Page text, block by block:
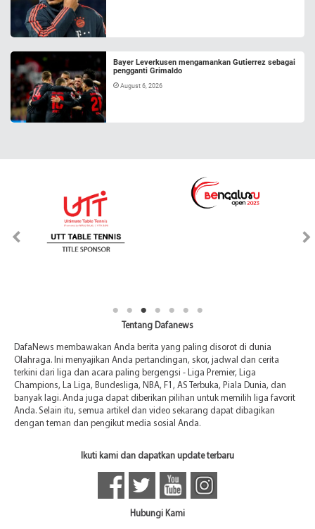
Bayer Leverkusen mengamankan Gutierrez sebagai
pengganti Grimaldo
August 6, 2026
Tentang Dafanews
DafaNews membawakan Anda berita yang paling disorot di dunia
Olahraga. Ini menyajikan Anda pertandingan, skor, jadwal dan cerita
terkini dari liga dan acara paling bergengsi - Liga Premier, Liga
Champions, La Liga, Bundesliga, NBA, F1, AS Terbuka, Piala Dunia, dan
banyak lagi. Anda juga dapat diberikan pilihan untuk memilih liga favorit
Anda. Selain itu, semua artikel dan video sekarang dapat dibagikan
dengan teman dan pengikut media sosial Anda.
Ikuti kami dan dapatkan update terbaru
Hubungi Kami